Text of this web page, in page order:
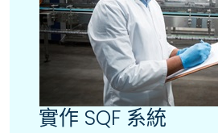
實作 SQF 系統